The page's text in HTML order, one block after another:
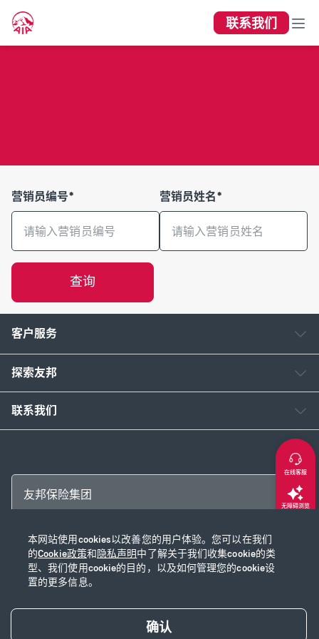
联系我们
人员查询
营销员编号* 营销员姓名*
查询
本网站使用cookies以改善您的用户体验。您可以在我们
的Cookie政策和隐私声明中了解关于我们收集cookie的类
型、我们使用cookie的目的，以及如何管理您的cookie设
置的更多信息。
确认
客户服务
探索友邦
联系我们
友邦保险集团
Copyright © 2026 友邦保险控股有限公司及其附属公司
网站使用说明|隐私声明|Cookie政策 |沪ICP备2020028590号-1|沪公网安
备31010102003115号
在线客服
无障碍浏览